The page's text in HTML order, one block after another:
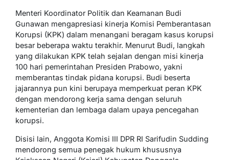
Menteri Koordinator Politik dan Keamanan Budi
Gunawan mengapresiasi kinerja Komisi Pemberantasan
Korupsi (KPK) dalam menangani beragam kasus korupsi
besar beberapa waktu terakhir. Menurut Budi, langkah
yang dilakukan KPK telah sejalan dengan misi kinerja
100 hari pemerintahan Presiden Prabowo, yakni
memberantas tindak pidana korupsi. Budi beserta
jajarannya pun kini berupaya memperkuat peran KPK
dengan mendorong kerja sama dengan seluruh
kementerian dan lembaga dalam upaya pencegahan
korupsi.
Disisi lain, Anggota Komisi III DPR RI Sarifudin Sudding
mendorong semua penegak hukum khususnya